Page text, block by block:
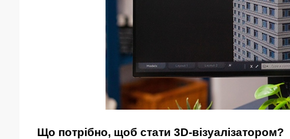
Що потрібно, щоб стати 3D-візуалізатором?